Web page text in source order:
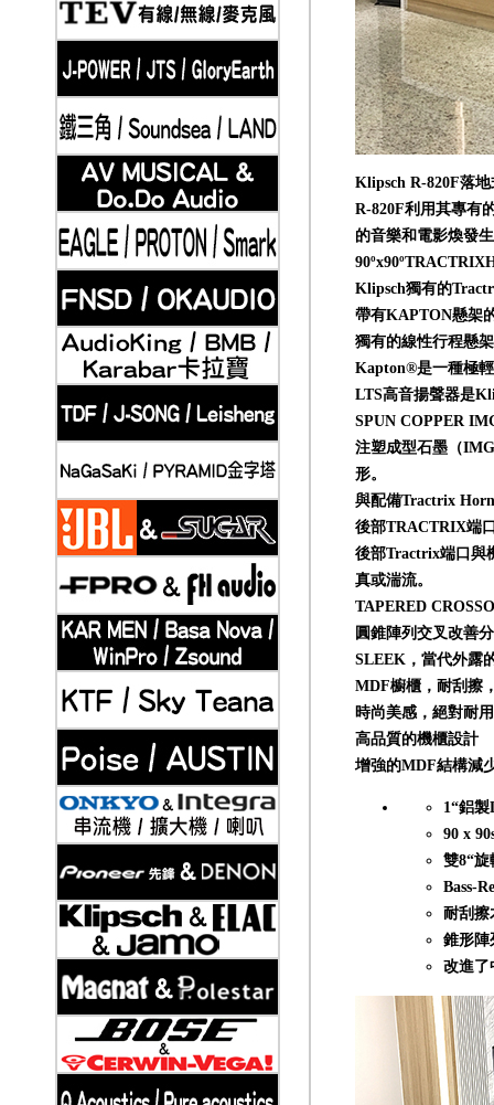
2019-11-20 Klipsch 古力奇 家庭劇院套組5 安裝實例
2019-11-21 Klipsch 古力奇 家庭劇院套組7 安裝實例
2019-11-21 Klipsch 古力奇 卡拉OK套組2 安裝實例
Klipsch R-820F落
R-820F利用其專有
的音樂和電影煥發
Klipsch獨有的
帶有KAPTON懸架
獨有的線性行程懸
Kapton®是一種極
LTS高音揚聲器是
SPUN COPPER
注塑成型石墨（
形。
與配備Tractrix
後部TRACTRIX端
後部Tractrix端口與
真或湍流。
TAPERED
圓錐陣列交叉改善
SLEEK，當代外露
MDF櫥櫃，耐刮擦
時尚美感，絕對耐
高品質的機櫃設計
增強的MDF結構減
1“鋁
90 x
雙8“
Bass-
耐刮擦
錐形陣
改進了